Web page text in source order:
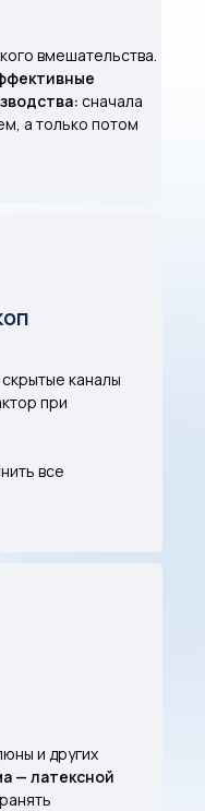
и других
— латексной
каналы
при
все
вмешательства.
сначала
а только потом